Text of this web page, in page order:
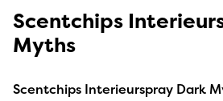
Scentchips
Myths
Scentchips Interieurspray Dark